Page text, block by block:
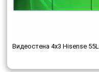
Видеостена 4x3 Hisense